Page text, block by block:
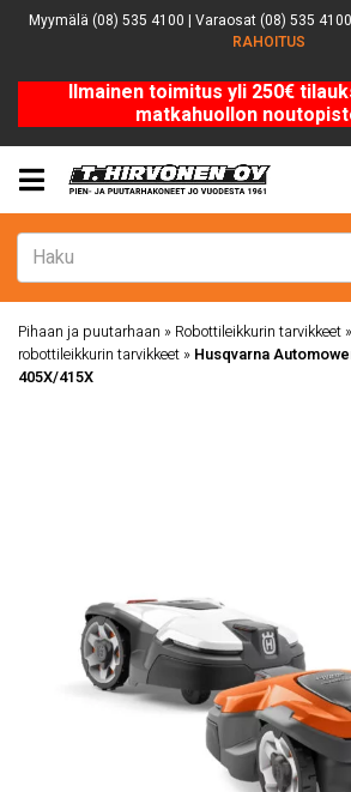
Myymälä (08) 535 4100 | Varaosat (08) 535
RAHOITUS
Ilmainen toimitus yli 250€
matkahuollon
Pihaan ja puutarhaan » Robottileikkurin tarvikkeet »
robottileikkurin tarvikkeet » Husqvarna
405X/415X